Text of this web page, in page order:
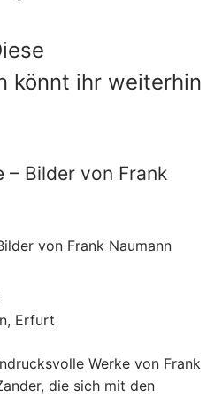
könnt ihr weiterhin
Bilder von Frank
Erfurt
Werke von Frank
die sich mit den